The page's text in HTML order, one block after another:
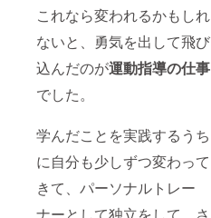
これなら変われるかもしれ
ないと、勇気を出して飛び
込んだのが運動指導の仕事
でした。
学んだことを実践するうち
に自分も少しずつ変わって
きて、パーソナルトレー
ナーとして独立をして、さ